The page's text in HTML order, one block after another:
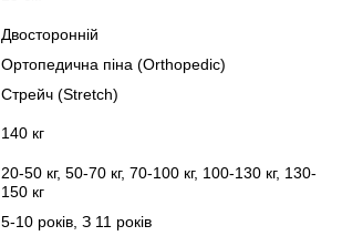
Двосторонній
Ортопедична піна (Orthopedic)
Стрейч (Stretch)
140 кг
20-50 кг, 50-70 кг, 70-100 кг, 100-130 кг, 130-
150 кг
5-10 років, З 11 років